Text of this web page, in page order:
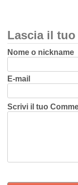
Lascia il
Nome o nickname
E-mail
Scrivi il tuo